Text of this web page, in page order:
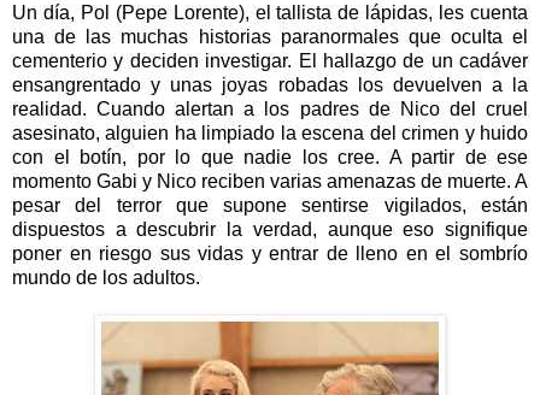
Un día, Pol (Pepe Lorente), el tallista de lápidas, les cuenta
una de las muchas historias paranormales que oculta el
cementerio y deciden investigar. El hallazgo de un cadáver
ensangrentado y unas joyas robadas los devuelven a la
realidad. Cuando alertan a los padres de Nico del cruel
asesinato, alguien ha limpiado la escena del crimen y huido
con el botín, por lo que nadie los cree. A partir de ese
momento Gabi y Nico reciben varias amenazas de muerte. A
pesar del terror que supone sentirse vigilados, están
dispuestos a descubrir la verdad, aunque eso signifique
poner en riesgo sus vidas y entrar de lleno en el sombrío
mundo de los adultos.